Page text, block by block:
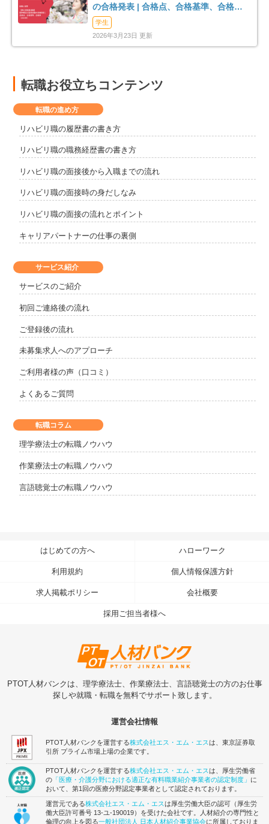
の合格発表 | 合格点、合格基準、合格率
（2026年）
学生
2026年3月23日 更新
転職お役立ちコンテンツ
サービス紹介
サービスのご紹介
初回ご連絡後の流れ
ご登録後の流れ
未募集求人へのアプローチ
ご利用者様の声（口コミ）
よくあるご質問
転職の進め方
リハビリ職の履歴書の書き方
リハビリ職の職務経歴書の書き方
リハビリ職の面接後から入職までの流れ
リハビリ職の面接時の身だしなみ
リハビリ職の面接の流れとポイント
キャリアパートナーの仕事の裏側
転職コラム
理学療法士の転職ノウハウ
作業療法士の転職ノウハウ
言語聴覚士の転職ノウハウ
はじめての方へ ハローワーク
利用規約 個人情報保護方針
求人掲載ポリシー 会社概要
採用ご担当者様へ
PTOT人材バンクは、理学療法士、作業療法士、言語聴覚士の方のお仕事
探しや就職・転職を無料でサポート致します。
運営会社情報
PTOT人材バンクを運営する株式会社エス・エム・エスは、東京証券取
引所 プライム市場上場の企業です。
PTOT人材バンクを運営する株式会社エス・エム・エスは、厚生労働省
の 「医療・介護分野における適正な有料職業紹介事業者の認定制度」 に
おいて、第1回の医療分野認定事業者として認定されております。
運営元である株式会社エス・エム・エスは厚生労働大臣の認可（厚生労
働大臣許可番号 13-ユ-190019）を受けた会社です。人材紹介の専門性と
倫理の向上を図る一般社団法人 日本人材紹介事業協会に所属しておりま